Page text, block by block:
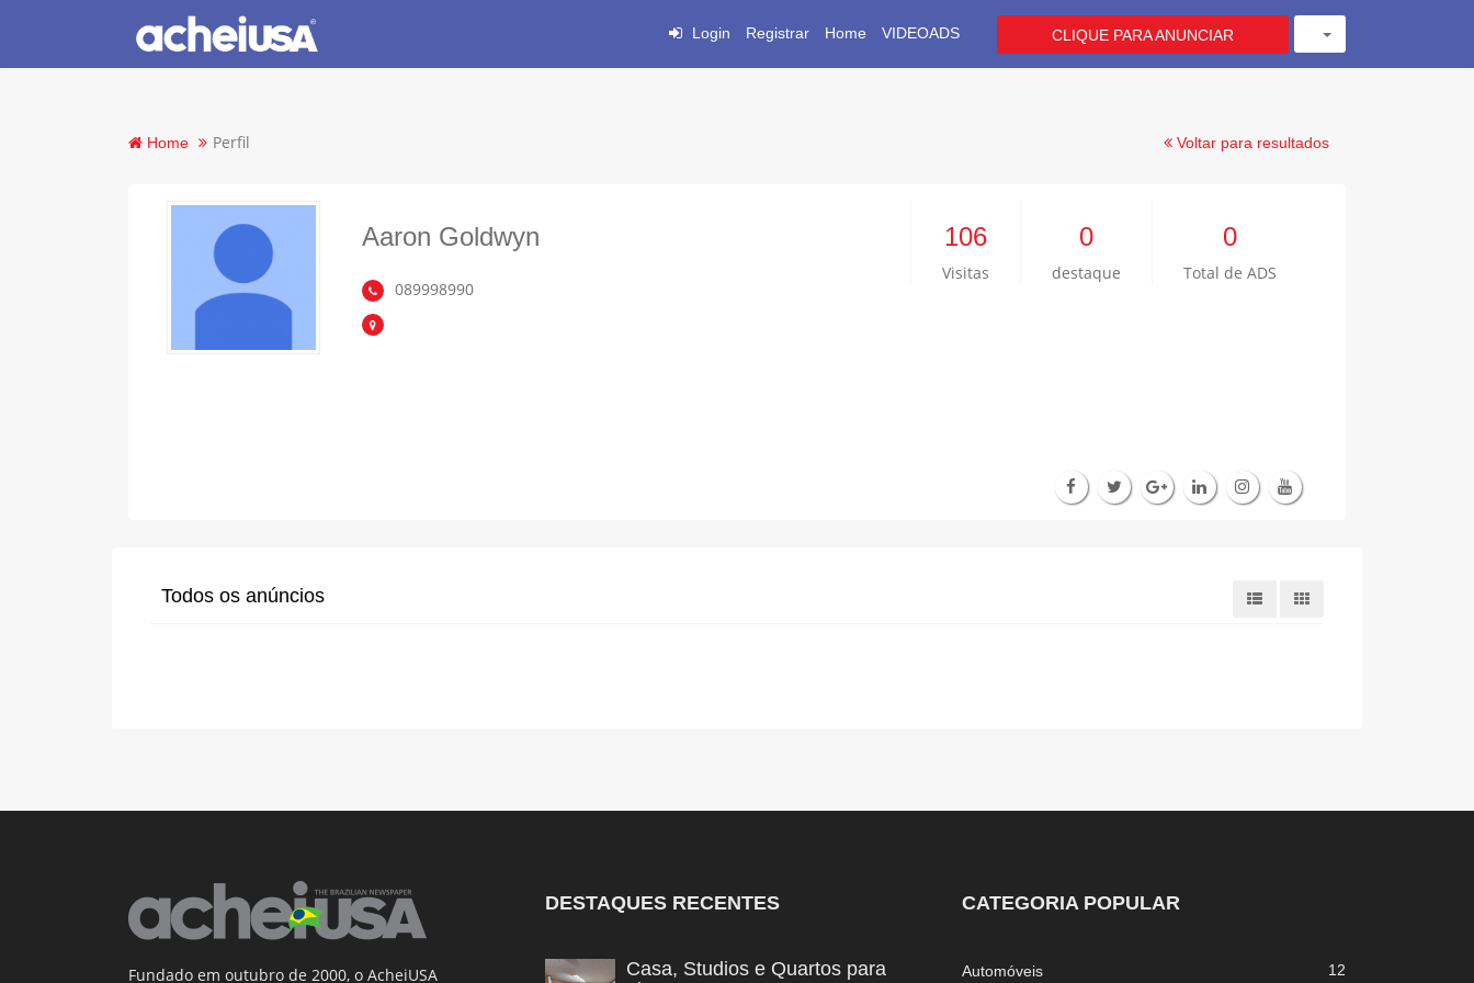
Login Registrar Home VIDEOADS CLIQUE PARA ANUNCIAR
Home Perfil Voltar para resultados
Aaron Goldwyn
089998990
106
Visitas
0
destaque
0
Total de ADS
Todos os anúncios
Fundado em outubro de 2000, o AcheiUSA
DESTAQUES RECENTES
Casa, Studios e Quartos para
CATEGORIA POPULAR
Automóveis 12